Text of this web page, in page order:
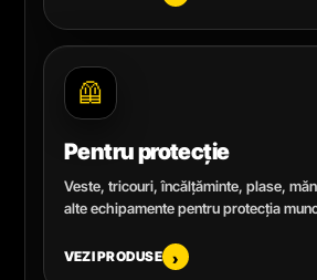
🦺
Pentru protecție
Veste, tricouri, încălțăminte, plase,
alte echipamente pentru protecția
VEZI PRODUSE ›